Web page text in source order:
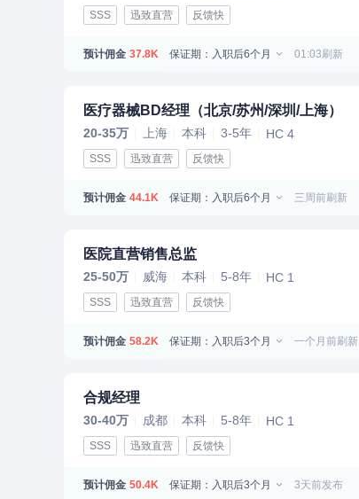
SSS 迅致直营 反馈快
预计佣金 37.8K 保证期：入职后6个月 01:03刷新
医疗器械BD经理（北京/苏州/深圳/上海）
20-35万 上海 本科 3-5年 HC 4
SSS 迅致直营 反馈快
预计佣金 44.1K 保证期：入职后6个月 三周前刷新
医院直营销售总监
25-50万 威海 本科 5-8年 HC 1
SSS 迅致直营 反馈快
预计佣金 58.2K 保证期：入职后3个月 一个月前刷新
合规经理
30-40万 成都 本科 5-8年 HC 1
SSS 迅致直营 反馈快
预计佣金 50.4K 保证期：入职后3个月 3天前发布